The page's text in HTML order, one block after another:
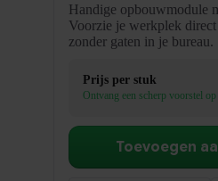
Handige opbouwmodule
Voorzie je werkplek
zonder gaten in je bureau.
Prijs per stuk
Ontvang een scherp voorstel op
Toevoegen